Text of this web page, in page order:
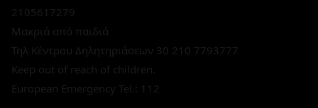
2105617279
Μακριά από παιδιά
Τηλ Κέντρου Δηλητηριάσεων 30 210 7793777
Keep out of reach of children.
European Emergency Tel.: 112